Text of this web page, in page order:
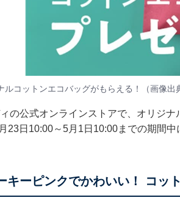
ルコットンエコバッグがもらえる！（画像
の公式オンラインストアで、オリジ
23日10:00～5月1日10:00までの期間
キーピンクでかわいい！ コッ